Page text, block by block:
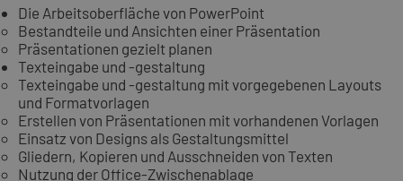
Die Arbeitsoberfläche von PowerPoint
Bestandteile und Ansichten einer Präsentation
Präsentationen gezielt planen
Texteingabe und -gestaltung
Texteingabe und -gestaltung mit vorgegebenen Layouts
und Formatvorlagen
Erstellen von Präsentationen mit vorhandenen Vorlagen
Einsatz von Designs als Gestaltungsmittel
Gliedern, Kopieren und Ausschneiden von Texten
Nutzung der Office-Zwischenablage